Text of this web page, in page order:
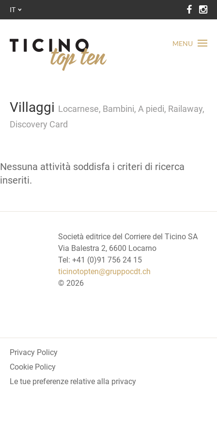
MENU
IT
Villaggi Locarnese, Bambini, A piedi, Railaway,
Discovery Card
Nessuna attività soddisfa i criteri di ricerca
inseriti.
Società editrice del Corriere del Ticino SA
Via Balestra 2, 6600 Locarno
Tel: +41 (0)91 756 24 15
ticinotopten@gruppocdt.ch
© 2026
Privacy Policy
Cookie Policy
Le tue preferenze relative alla privacy